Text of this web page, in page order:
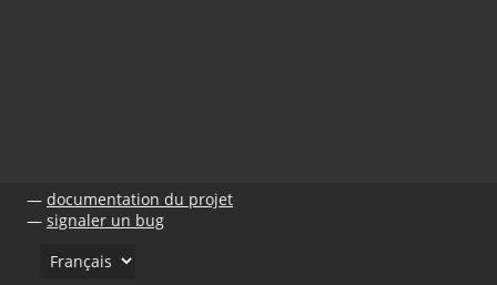
documentation du projet
signaler un bug